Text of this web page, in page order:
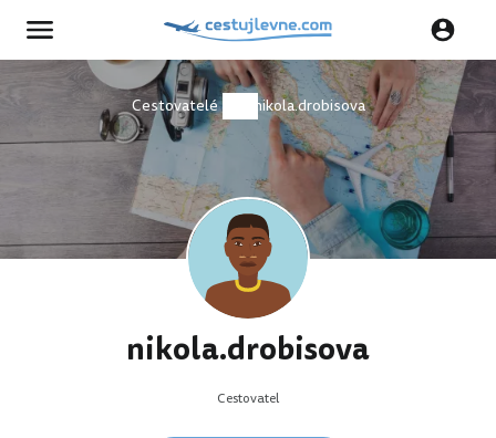
Cestovatelé nikola.drobisova
nikola.drobisova
Cestovatel